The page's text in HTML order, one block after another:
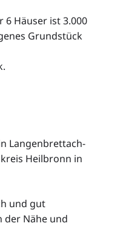
6 Häuser ist 3.000
Grundstück
Langenbrettach-
Heilbronn in
und gut
der Nähe und